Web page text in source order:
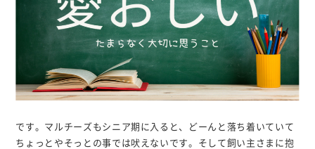
です。マルチーズもシニア期に入ると、どーんと落ち着いていて
ちょっとやそっとの事では吠えないです。そして飼い主さまに抱